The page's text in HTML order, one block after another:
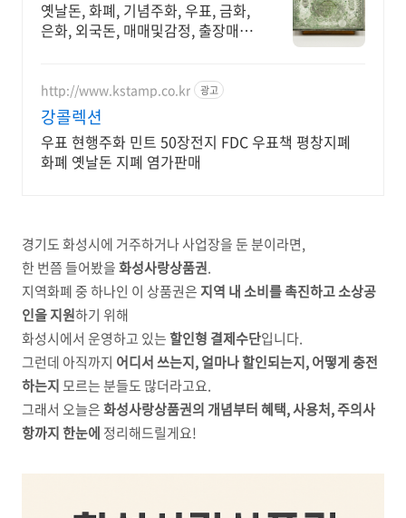
옛날돈, 화폐, 기념주화, 우표, 금화,
은화, 외국돈, 매매및감정, 출장매입
http://www.kstamp.co.kr 광고
강콜렉션
우표 현행주화 민트 50장전지 FDC 우표책 평창지폐
화폐 옛날돈 지폐 염가판매
경기도 화성시에 거주하거나 사업장을 둔 분이라면,
한 번쯤 들어봤을화성사랑상품권.
지역화폐 중 하나인 이 상품권은지역 내 소비를 촉진하고 소상공
인을 지원하기 위해
화성시에서 운영하고 있는할인형 결제수단입니다.
그런데 아직까지 어디서 쓰는지, 얼마나 할인되는지, 어떻게 충전
하는지모르는 분들도 많더라고요.
그래서 오늘은화성사랑상품권의 개념부터 혜택, 사용처, 주의사
항까지 한눈에 정리해드릴게요!